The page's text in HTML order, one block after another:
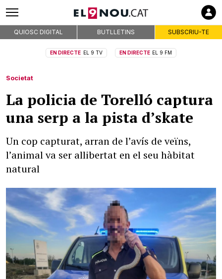
QUIOSC DIGITAL BUTLLETINS SUBSCRIU-TE
EN DIRECTE EL 9 TV EN DIRECTE EL 9 FM
Societat
La policia de Torelló captura
una serp a la pista d’skate
Un cop capturat, arran de l’avís de veïns,
l’animal va ser allibertat en el seu hàbitat
natural